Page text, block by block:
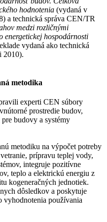
hodnotenia (vydaná v
a technická správa CEN/TR
medzi rozličnými
energetickej hospodárnosti
vydaná ako technická
2010).
metodika
experti CEN súbory
prostredie budov,
budovy a systémy
metodiku na výpočet potreby
prípravu teplej vody,
integruje pozitívne
teplo a elektrickú energiu z
kogeneračných jednotiek.
dôsledkov a poskytuje
vyhodnotenia používania